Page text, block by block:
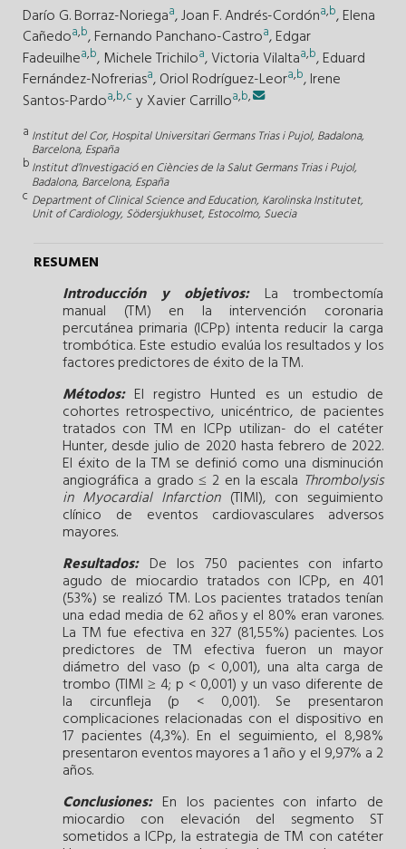
Darío G. Borraz-Noriegaa,Joan F. Andrés-Cordóna,b,Elena
Cañedoa,b,Fernando Panchano-Castroa,Edgar
Fadeuilhea,b, Michele Trichiloa,Victoria Vilaltaa,b,Eduard
Fernández-Nofreriasa,Oriol Rodríguez-Leora,b,Irene
Santos-Pardoa,b,c yXavier Carrilloa,b,
a Institut del Cor, Hospital Universitari Germans Trias i Pujol, Badalona,
Barcelona, España
bInstitut d’Investigació en Ciències de la Salut Germans Trias i Pujol,
Badalona, Barcelona, España
c Department of Clinical Science and Education, Karolinska Institutet,
Unit of Cardiology, Södersjukhuset, Estocolmo, Suecia
RESUMEN
Introducción y objetivos:La trombectomía
manual (TM) en la intervención coronaria
percutánea primaria (ICPp) intenta reducir la carga
trombótica. Este estudio evalúa los resultados y los
factores predictores de éxito de la TM.
Métodos:El registro Hunted es un estudio de
cohortes retrospectivo, unicéntrico, de pacientes
tratados con TM en ICPp utilizan- do el catéter
Hunter, desde julio de 2020 hasta febrero de 2022.
El éxito de la TM se definió como una disminución
angiográfica a grado ≤ 2 en la escala Thrombolysis
in Myocardial Infarction(TIMI), con seguimiento
clínico de eventos cardiovasculares adversos
mayores.
Resultados:De los 750 pacientes con infarto
agudo de miocardio tratados con ICPp, en 401
(53%) se realizó TM. Los pacientes tratados tenían
una edad media de 62 años y el 80% eran varones.
La TM fue efectiva en 327 (81,55%) pacientes. Los
predictores de TM efectiva fueron un mayor
diámetro del vaso (p < 0,001), una alta carga de
trombo (TIMI ≥ 4; p < 0,001) y un vaso diferente de
la circunfleja (p < 0,001). Se presentaron
complicaciones relacionadas con el dispositivo en
17 pacientes (4,3%). En el seguimiento, el 8,98%
presentaron eventos mayores a 1 año y el 9,97% a 2
años.
Conclusiones:En los pacientes con infarto de
miocardio con elevación del segmento ST
sometidos a ICPp, la estrategia de TM con catéter